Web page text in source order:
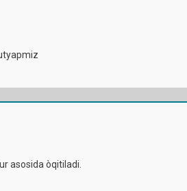
asosida òqitiladi.